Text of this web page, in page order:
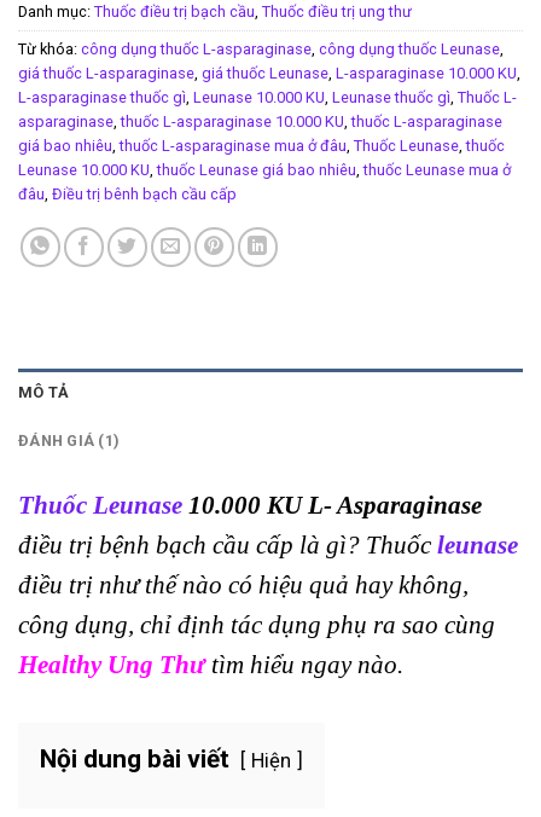
Danh mục: Thuốc điều trị bạch cầu Thuốc điều trị ung thư
Từ khóa: công dụng thuốc L-asparaginase công dụng thuốc Leunase
giá thuốc L-asparaginase giá thuốc Leunase L-asparaginase 10.000 KU
L-asparaginase thuốc gì Leunase 10.000 KU Leunase thuốc gì Thuốc L-
asparaginase ,thuốc L-asparaginase 10.000 KU ,thuốc L-asparaginase
giá bao nhiêu ,thuốc L-asparaginase mua ở đâu Thuốc Leunase ,thuốc
Leunase 10.000 KU ,thuốc Leunase giá bao nhiêu ,thuốc Leunase mua ở
đâu Điều trị bênh bạch cầu cấp
MÔ TẢ
ĐÁNH GIÁ (1)
Thuốc Leunase 10.000 KU L- Asparaginase
điều trị bệnh bạch cầu cấp là gì? Thuốc leunase
điều trị như thế nào có hiệu quả hay không,
công dụng, chỉ định tác dụng phụ ra sao cùng
Healthy Ung Thưtìm hiểu ngay nào.
Nội dung bài viết Hiện